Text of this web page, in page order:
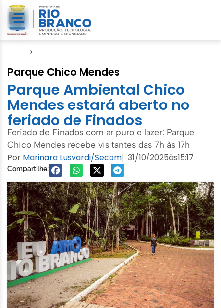
›
Parque Chico Mendes
Parque Ambiental Chico
Mendes estará aberto no
feriado de Finados
Feriado de Finados com ar puro e lazer: Parque
Chico Mendes recebe visitantes das 7h às 17h
Por Marinara Lusvardi/Secom| 31/10/2025às15:17
Compartilhe: